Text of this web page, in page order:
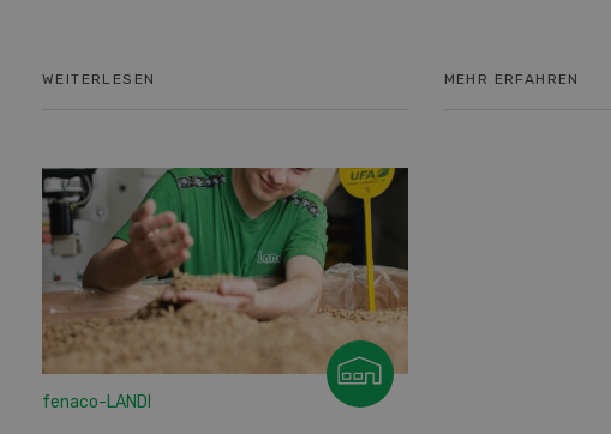
WEITERLESEN MEHR ERFAHREN
fenaco-LANDI